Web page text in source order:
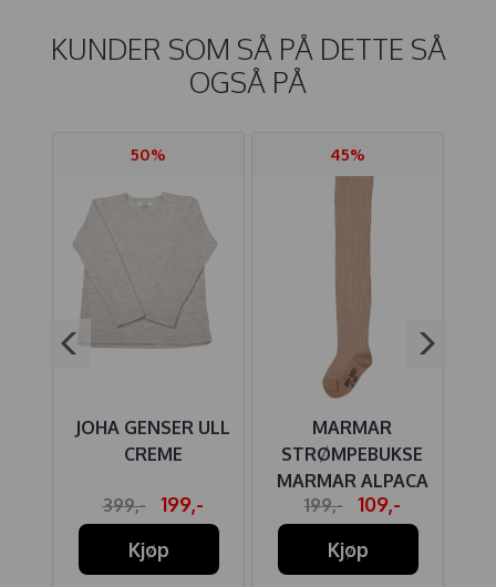
KUNDER SOM SÅ PÅ DETTE SÅ
OGSÅ PÅ
50%
JOHA GENSER ULL
CREME
399,-
199,-
Kjøp
45%
MARMAR
STRØMPEBUKSE
MARMAR ALPACA
MELANGE
199,-
109,-
Kjøp